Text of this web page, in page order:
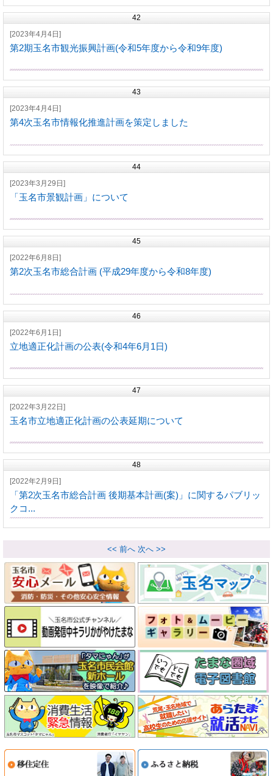
42
[2023年4月4日]
第2期玉名市観光振興計画(令和5年度から令和9年度)
43
[2023年4月4日]
第4次玉名市情報化推進計画を策定しました
44
[2023年3月29日]
「玉名市景観計画」について
45
[2022年6月8日]
第2次玉名市総合計画 (平成29年度から令和8年度)
46
[2022年6月1日]
立地適正化計画の公表(令和4年6月1日)
47
[2022年3月22日]
玉名市立地適正化計画の公表延期について
48
[2022年2月9日]
「第2次玉名市総合計画 後期基本計画(案)」に関するパブリッ
クコ...
<< 前へ 次へ >>